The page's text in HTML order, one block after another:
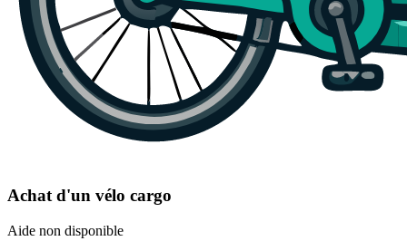
Achat d'un vélo cargo
Aide non disponible